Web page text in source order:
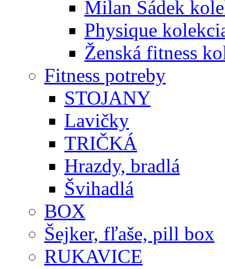
Milan Šádek
Physique
Ženská fitness
Fitness potreby
STOJANY
Lavičky
TRIČKÁ
Hrazdy, bradlá
Švihadlá
BOX
Šejker, fľaše, pill box
RUKAVICE